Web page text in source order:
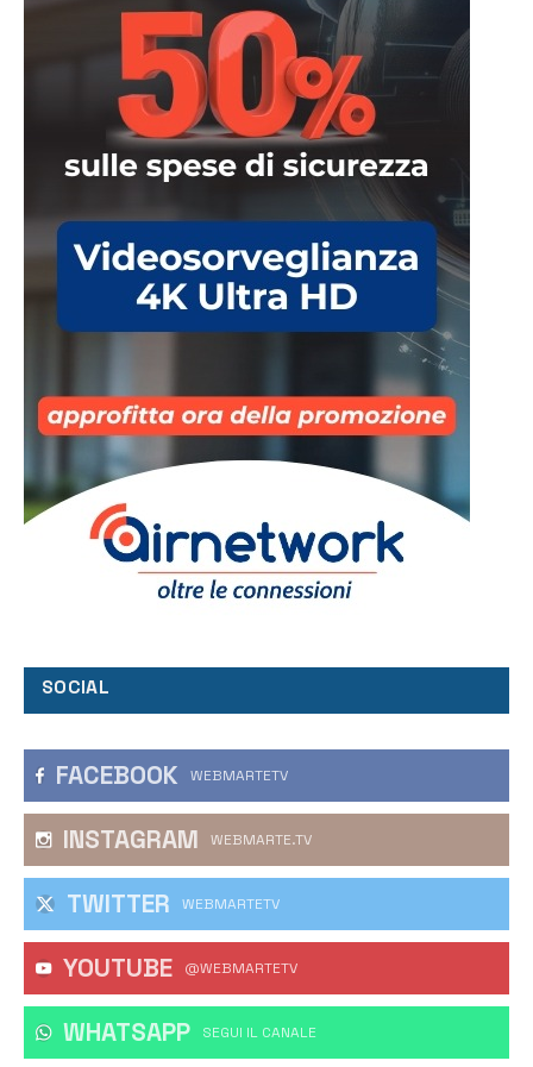
SOCIAL
FACEBOOK WEBMARTETV
INSTAGRAM WEBMARTE.TV
TWITTER WEBMARTETV
YOUTUBE @WEBMARTETV
WHATSAPP ‎SEGUI IL CANALE